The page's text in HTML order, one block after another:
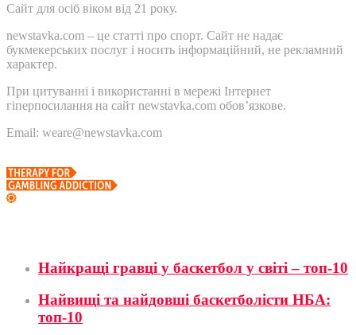
Сайт для осіб віком від 21 року.
newstavka.com – це статті про спорт. Сайт не надає
букмекерських послуг і носить інформаційний, не рекламний
характер.
При цитуванні і використанні в мережі Інтернет
гіперпосилання на сайт newstavka.com обов’язкове.
Email: weare@newstavka.com
Найкращі гравці у баскетбол у світі – топ-10
Найвищі та найдовші баскетболісти НБА:
топ-10